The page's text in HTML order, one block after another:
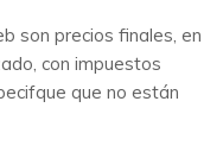
son precios finales, en
con impuestos
que no están